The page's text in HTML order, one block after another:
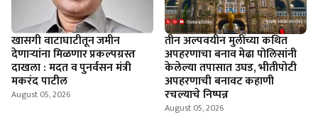
खासगी वाटाघाटीतून जमीन
देणाऱ्यांना मिळणार प्रकल्पग्रस्त
दाखला : मदत व पुनर्वसन मंत्री
मकरंद पाटील
August 05, 2026
तीन अल्पवयीन मुलींच्या कथित
अपहरणाचा बनाव मेढा पोलिसांनी
केलेल्या तपासात उघड, भीतीपोटी
अपहरणाची बनावट कहाणी
रचल्याचे निष्पन्न
August 05, 2026